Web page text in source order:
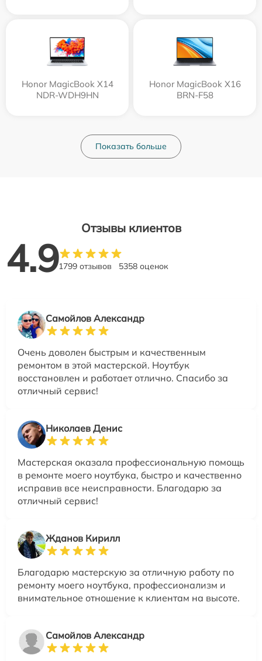
Honor MagicBook X14
NDR-WDH9HN
Honor MagicBook X16
BRN-F58
Показать больше
Отзывы клиентов
4.91799 отзывов 5358 оценок
Самойлов Александр
Очень доволен быстрым и качественным
ремонтом в этой мастерской. Ноутбук
восстановлен и работает отлично. Спасибо за
отличный сервис!
Николаев Денис
Мастерская оказала профессиональную помощь
в ремонте моего ноутбука, быстро и качественно
исправив все неисправности. Благодарю за
отличный сервис!
Жданов Кирилл
Благодарю мастерскую за отличную работу по
ремонту моего ноутбука, профессионализм и
внимательное отношение к клиентам на высоте.
Самойлов Александр